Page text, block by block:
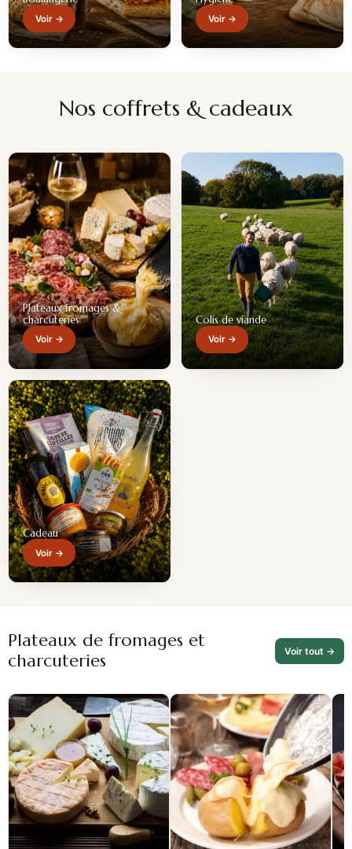
Voir → Voir →
Nos coffrets & cadeaux
Plateaux fromages &
charcuteries
Voir →
Colis de viande
Voir →
Cadeau
Voir →
Plateaux de fromages et
charcuteries
Voir tout →